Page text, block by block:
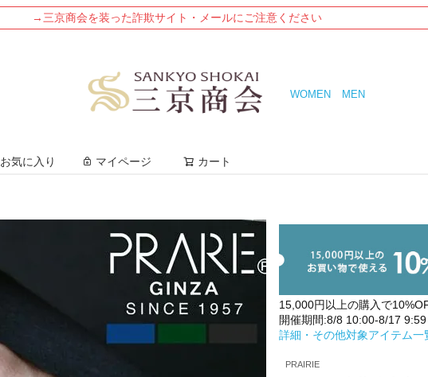
→三京商会を装った詐欺サイト・メールにご注意ください
WOMEN MEN
お気に入り マイページ カート
15,000円以上の購入で
開催期間:8/8 10:00-8/17 9:59
詳細・その他対象アイテム一
PRAIRIE